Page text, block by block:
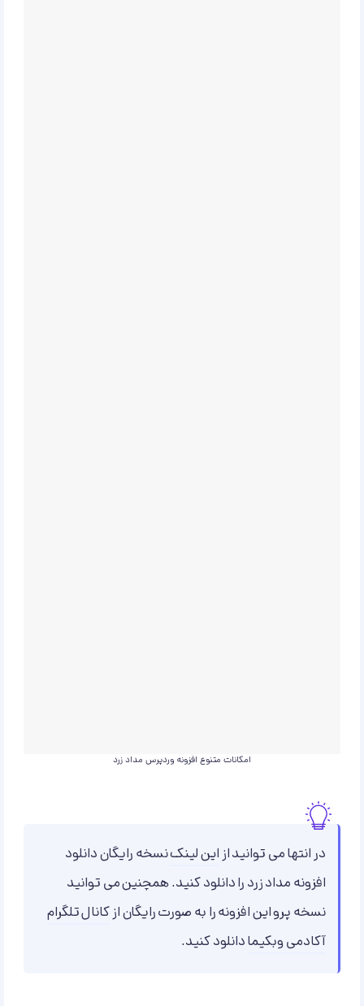
امکانات متنوع افزونه وردپرس مداد زرد
در انتها می توانید ازاین لینکنسخه رایگان دانلود
افزونه مداد زرد را دانلود کنید. همچنین می توانید
نسخه پرو این افزونه را به صورت رایگان ازکانال تلگرام
آکادمی وبکیمادانلود کنید.